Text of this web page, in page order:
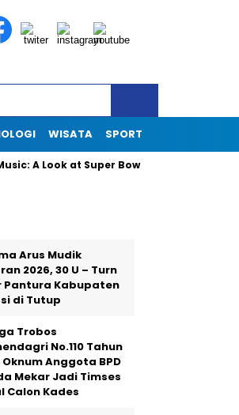
WISATA SPORT
Look at Super Bowl Performances, New
Arus Mudik
2026, 30 U – Turn
Pantura Kabupaten
di Tutup
Trobos
No.110 Tahun
Oknum Anggota BPD
Mekar Jadi Timses
Calon Kades